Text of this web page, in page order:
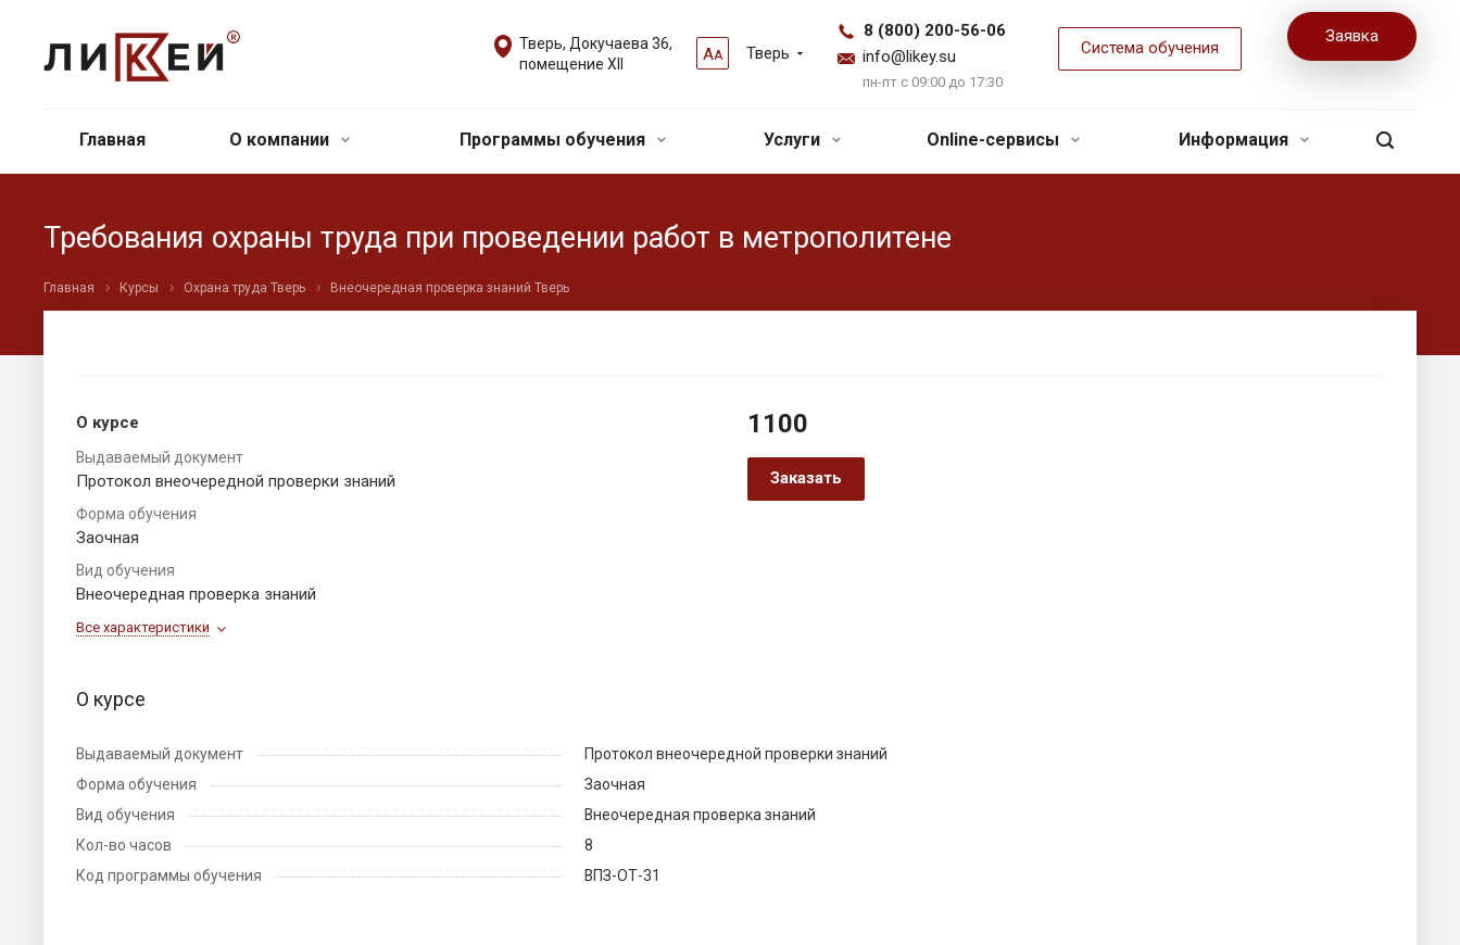
АА Тверь
8 (800) 200-56-06
info@likey.su
пн-пт с 09:00 до 17:30
Система обучения
Заявка
Тверь, Докучаева 36,
помещение XII
Главная О компании Программы обучения Услуги Online-сервисы Информация
Требования охраны труда при проведении работ в метрополитене
Главная Курсы Охрана труда Тверь Внеочередная проверка знаний Тверь
О курсе
Выдаваемый документ
Протокол внеочередной проверки знаний
Форма обучения
Заочная
Вид обучения
Внеочередная проверка знаний
Все характеристики
1100
Заказать
О курсе
Выдаваемый документ
Протокол внеочередной проверки знаний
Форма обучения
Заочная
Вид обучения
Внеочередная проверка знаний
Кол-во часов
8
Код программы обучения
ВПЗ-ОТ-31